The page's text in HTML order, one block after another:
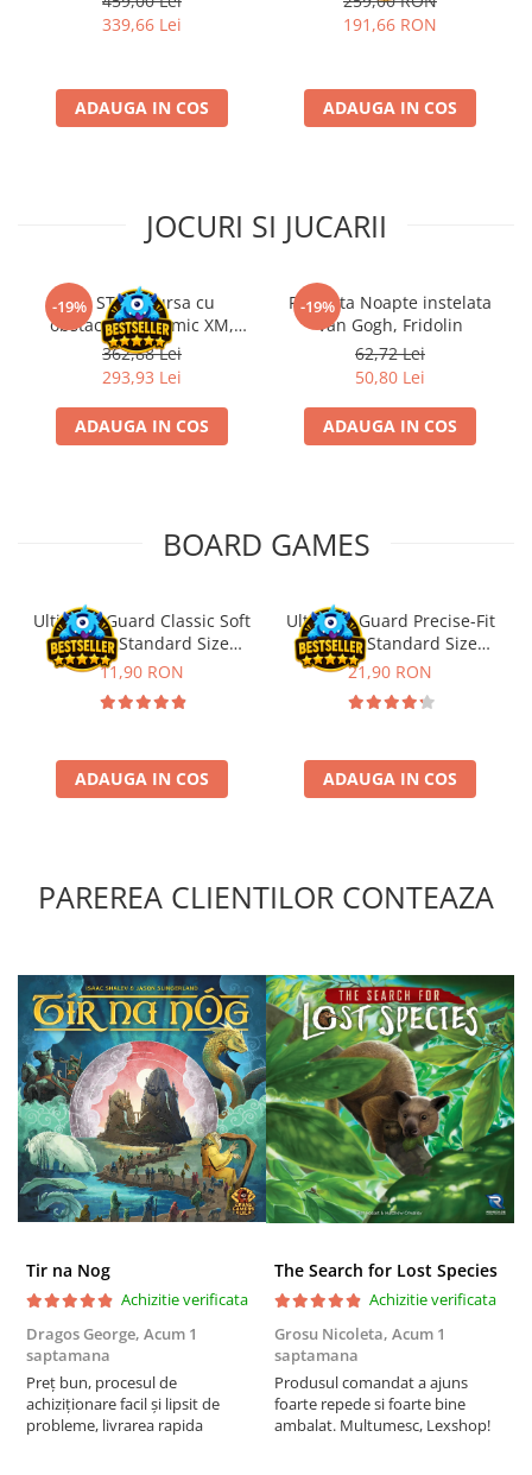
Riftbound singles
Puzzle
Puzzle 1000 piese
Puzzle 2000 piese
Puzzle 20 piese
Puzzle 60 piese
Puzzle 4 in 1
Puzzle 40 piese
Puzzle 500 piese
4D Cityscape Time Puzzle
Puzzle 180 piese
Puzzle 12 piese
Puzzle 300 piese
Puzzle cu 100 piese
Puzzle XXL
Puzzle 2 in 1
Puzzle 1000 piese panorama
Puzzle 3D
Puzzle 8000 piese
Puzzle 150 piese
Puzzle 1000 piese fluorescent
Puzzle din lemn
Mandala
Puzzle 24 piese
Puzzle-uri metalice si logice
Puzzle 3 in 1
Puzzle 350 piese
339,66 Lei
ADAUGA IN COS
191,66 RON
ADAUGA IN COS
JOCURI SI JUCARII
-19%Kit STEM Cursa cu
obstacole Dynamic XM,
Fischertechnik
362,88 Lei
293,93 Lei
ADAUGA IN COS
-19%
Flasneta Noapte instelata
Van Gogh, Fridolin
62,72 Lei
50,80 Lei
ADAUGA IN COS
BOARD GAMES
Ultimate Guard Classic Soft
Sleeves Standard Size
Transparent (100)
11,90 RON
ADAUGA IN COS
Ultimate Guard Precise-Fit
Sleeves Standard Size
Transparent (100)
21,90 RON
ADAUGA IN COS
PAREREA CLIENTILOR CONTEAZA
Tir na Nog
Achizitie verificata
Dragos George, Acum 1
saptamana
Preț bun, procesul de
achiziționare facil și lipsit de
probleme, livrarea rapida
The Search for Lost Species
Achizitie verificata
Grosu Nicoleta, Acum 1
saptamana
Produsul comandat a ajuns
foarte repede si foarte bine
ambalat. Multumesc, Lexshop!